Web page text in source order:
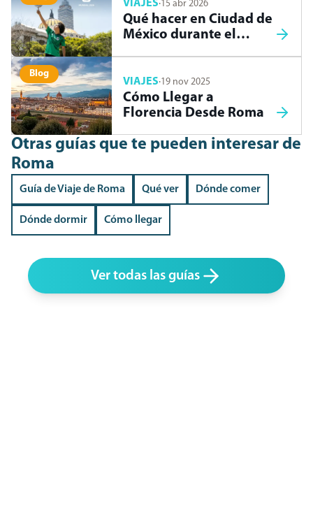
VIAJES·15 abr 2026
Qué hacer en Ciudad de
México durante el
Blog
VIAJES·19 nov 2025
Cómo Llegar a
Florencia Desde Roma
Otras guías que te pueden interesar de
Roma
Guía de Viaje de Roma Qué ver Dónde comer
Dónde dormir Cómo llegar
Ver todas las guías